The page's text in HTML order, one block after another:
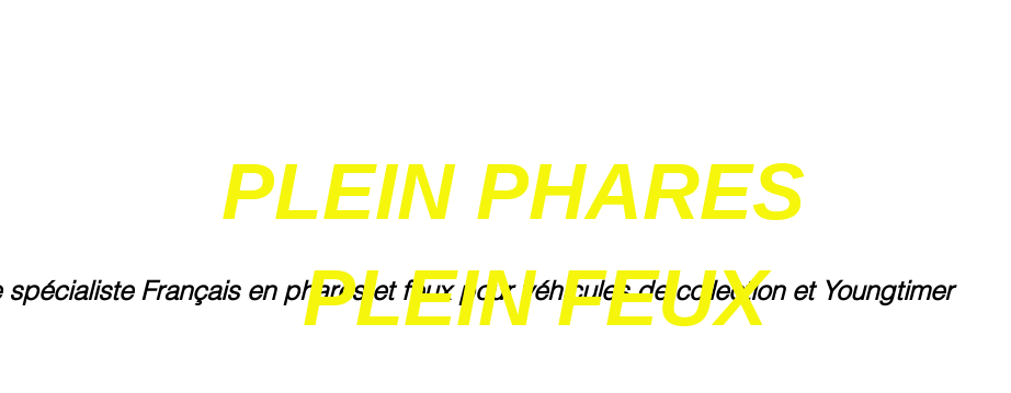
spécialiste Français en phares et feux pour véhicules de collection et Youngtimer
PLEIN PHARES
PLEIN FEUX